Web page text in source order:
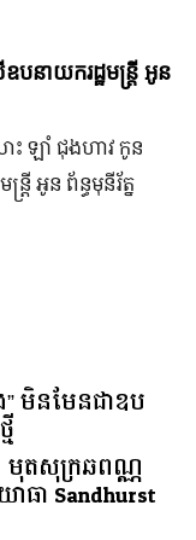
កដឹងប្រាក់ចំណេញសុទ្ធ
មហ៊ុន Ford Motor ទទួល
ង បើទោះបីវិបត្តិសេដ្ឋកិ
” មិនមែនជាឧប
មុតសុក្រឆពណ្ណ
ធា Sandhurst